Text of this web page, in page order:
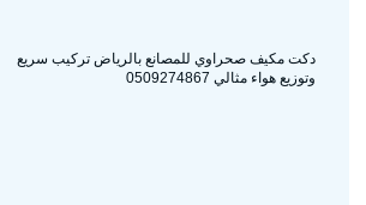
دكت مكيف صحراوي للمصانع بالرياض تركيب سريع
وتوزيع هواء مثالي 0509274867